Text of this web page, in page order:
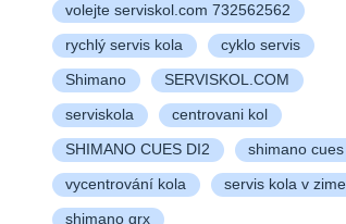
volejte serviskol.com 732562562
rychlý servis kola cyklo servis
Shimano SERVISKOL.COM
serviskola centrovani kol
SHIMANO CUES DI2 shimano cues
vycentrování kola servis kola v zime
shimano grx